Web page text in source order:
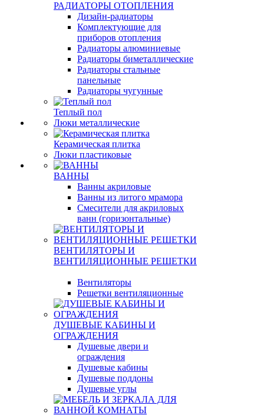
РАДИАТОРЫ ОТОПЛЕНИЯ
Дизайн-радиаторы
Комплектующие для
приборов отопления
Радиаторы алюминиевые
Радиаторы биметаллические
Радиаторы стальные
панельные
Радиаторы чугунные
Теплый пол
Люки металлические
Керамическая плитка
Люки пластиковые
ВАННЫ
Ванны акриловые
Ванны из литого мрамора
Смесители для акриловых
ванн (горизонтальные)
ВЕНТИЛЯТОРЫ И
ВЕНТИЛЯЦИОННЫЕ РЕШЕТКИ
Вентиляторы
Решетки вентиляционные
ДУШЕВЫЕ КАБИНЫ И
ОГРАЖДЕНИЯ
Душевые двери и
ограждения
Душевые кабины
Душевые поддоны
Душевые углы